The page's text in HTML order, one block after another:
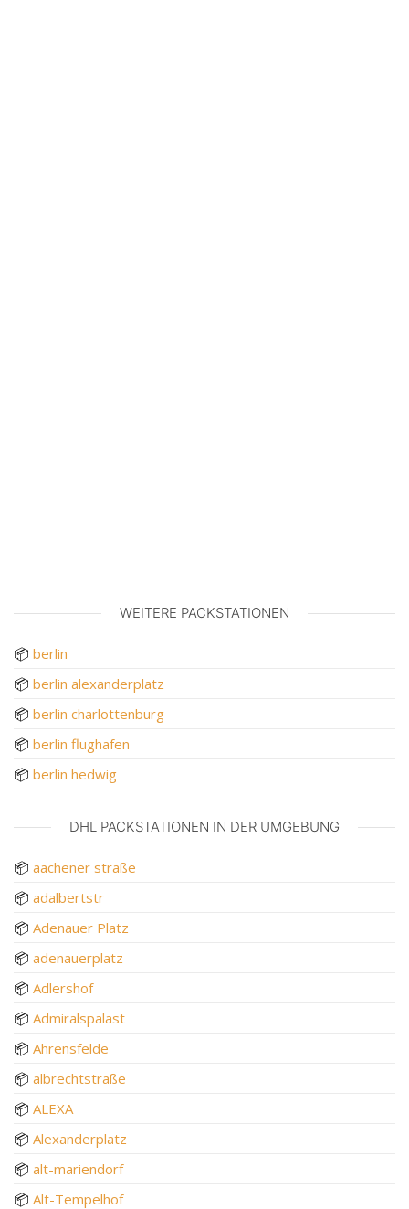
WEITERE PACKSTATIONEN
📦 berlin
📦 berlin alexanderplatz
📦 berlin charlottenburg
📦 berlin flughafen
📦 berlin hedwig
DHL PACKSTATIONEN IN DER UMGEBUNG
📦 aachener straße
📦 adalbertstr
📦 Adenauer Platz
📦 adenauerplatz
📦 Adlershof
📦 Admiralspalast
📦 Ahrensfelde
📦 albrechtstraße
📦 ALEXA
📦 Alexanderplatz
📦 alt-mariendorf
📦 Alt-Tempelhof